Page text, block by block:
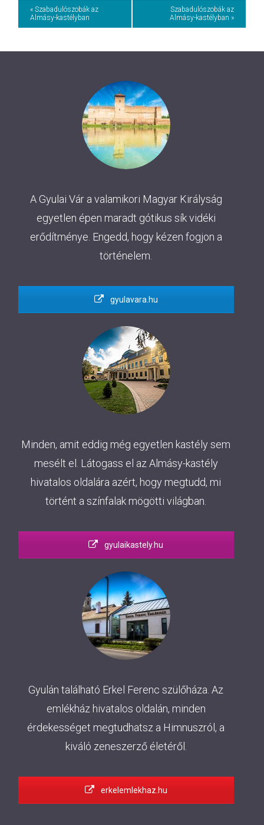
Event
Navigation
« Szabadulószobák az
Almásy-kastélyban
Szabadulószobák az
Almásy-kastélyban »
A Gyulai Vár a valamikori Magyar Királyság
egyetlen épen maradt gótikus sík vidéki
erődítménye. Engedd, hogy kézen fogjon a
történelem.
gyulavara.hu
Minden, amit eddig még egyetlen kastély sem
mesélt el. Látogass el az Almásy-kastély
hivatalos oldalára azért, hogy megtudd, mi
történt a színfalak mögötti világban.
gyulaikastely.hu
Gyulán található Erkel Ferenc szülőháza. Az
emlékház hivatalos oldalán, minden
érdekességet megtudhatsz a Himnuszról, a
kiváló zeneszerző életéről.
erkelemlekhaz.hu